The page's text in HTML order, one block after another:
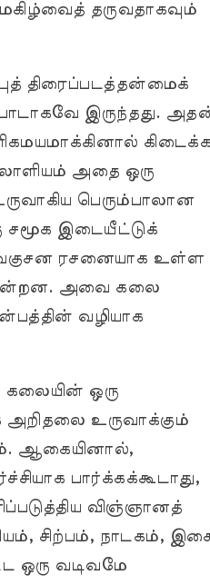
தருவதாகவும்
திரைப்படத்தன்மைக்
இருந்தது.
அதை ஒரு
பெரும்பாலான
சமூக இடையீட்டுக்
ரசனையாக உள்ள
அவை கலை
வழியாக
கலையின் ஒரு
உருவாக்கும்
ஆகையினால்,
பார்க்கக்கூடாது,
விஞ்ஞானத்
சிற்பம், நாடகம்,
ஒரு வடிவமே